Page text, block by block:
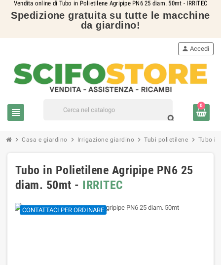
Vendita online di Tubo in Polietilene Agripipe PN6 25 diam. 50mt - IRRITEC
Spedizione gratuita su tutte le macchine
da giardino!
view_headline
search
person Accedi
0
chevron_right Casa e giardino chevron_right Irrigazione giardino chevron_right Tubi polietilene chevron_right Tubo
Tubo in Polietilene Agripipe PN6 25
diam. 50mt - IRRITEC
CONTATTACI PER ORDINARE